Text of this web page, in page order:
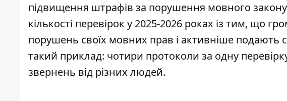
підвищення штрафів за порушення мовного закону
кількості перевірок у 2025-2026 роках із тим, що
порушень своїх мовних прав і активніше подають
такий приклад: чотири протоколи за одну
звернень від різних людей.